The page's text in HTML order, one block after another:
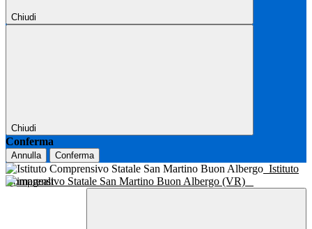
Chiudi
Chiudi
Conferma
Annulla Conferma
Istituto
Comprensivo Statale San Martino Buon Albergo (VR)